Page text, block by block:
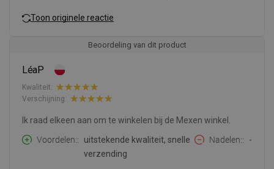
Toon originele reactie
Beoordeling van dit product
LéaP
Kwaliteit:
Verschijning:
Ik raad elkeen aan om te winkelen bij de Mexen winkel.
Voordelen:
uitstekende kwaliteit, snelle
verzending
Nadelen: -